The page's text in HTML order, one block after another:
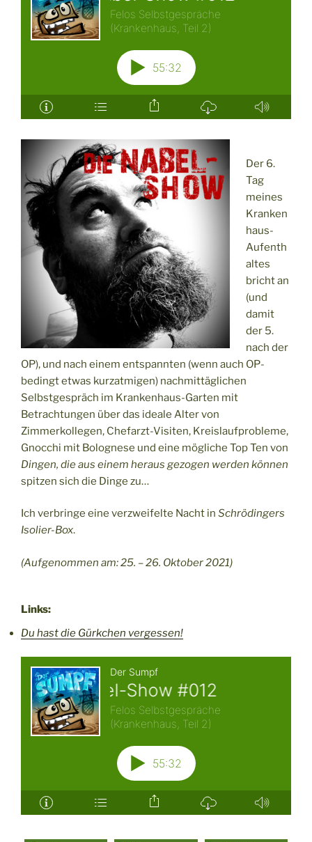
Der 6.
Tag
meines
Kranken
haus-
Aufenth
altes
bricht an
(und
damit
der 5.
nach der
OP), und nach einem entspannten (wenn auch OP-
bedingt etwas kurzatmigen) nachmittäglichen
Selbstgespräch im Krankenhaus-Garten mit
Betrachtungen über das ideale Alter von
Zimmerkollegen, Chefarzt-Visiten, Kreislaufprobleme,
Gnocchi mit Bolognese und eine mögliche Top Ten von
Dingen, die aus einem heraus gezogen werden können
spitzen sich die Dinge zu…
Ich verbringe eine verzweifelte Nacht in Schrödingers
Isolier-Box.
(Aufgenommen am: 25. – 26. Oktober 2021)
Links:
Du hast die Gürkchen vergessen!